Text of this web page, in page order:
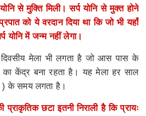
से मुक्ति मिली। सर्प योनि से मुक्त होने
को ये वरदान दिया था कि जो भी यहाँ
योनि में जन्म नहीं लेगा।
दिवसीय मेला भी लगता है जो आस पास के
केंद्र बना रहता है। यह मेला हर साल
) के समय लगता है।
छटा इतनी निराली है कि प्रायः